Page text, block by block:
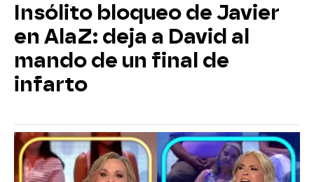
Insólito bloqueo de Javier
en AlaZ: deja a David al
mando de un final de
infarto